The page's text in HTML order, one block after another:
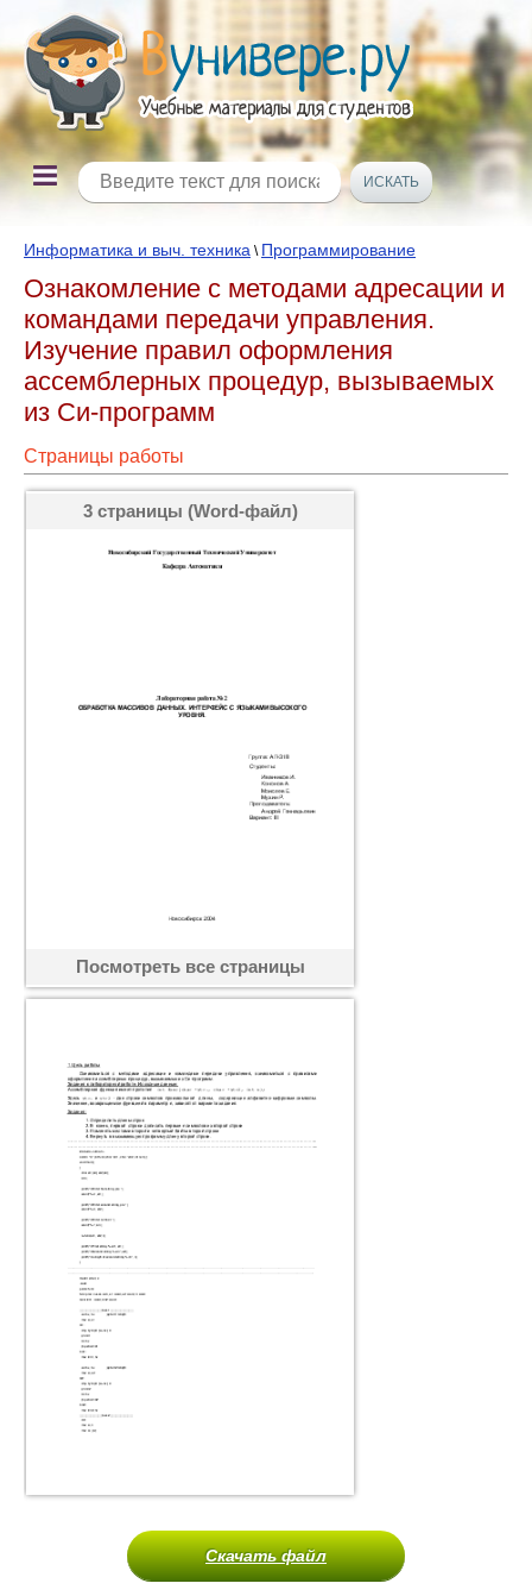
Информатика и выч. техника \ Программирование
Ознакомление с методами адресации и
командами передачи уп­равления.
Изучение правил оформления
ассемблерных про­цедур, вызываемых
из Си-программ
Страницы работы
3 страницы (Word-файл)
Посмотреть все страницы
Скачать файл